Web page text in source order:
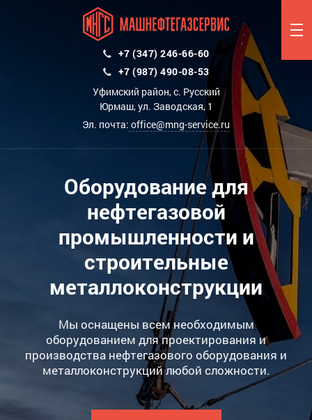
+7 (347) 246-66-60
+7 (987) 490-08-53
Уфимский район, с. Русский
Юрмаш, ул. Заводская, 1
Эл. почта: office@mng-service.ru
Оборудование для
нефтегазовой
промышленности и
строительные
металлоконструкции
Мы оснащены всем необходимым
оборудованием для проектирования и
производства нефтегазового оборудования и
металлоконструкций любой сложности.